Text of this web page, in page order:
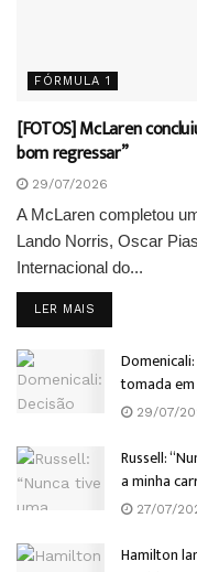
FÓRMULA 1
[FOTOS] McLaren
bom regressar”
29/07/2026
A McLaren completou
Lando Norris, Oscar
Internacional do...
LER MAIS
tomada
29/07/
Russell:
a minha
27/07/
Hamilton